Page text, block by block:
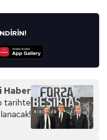
Kanunu uyarınca
okumak ve sitemizde
çerezlerle ilgili bilgi
Haber
tarihte